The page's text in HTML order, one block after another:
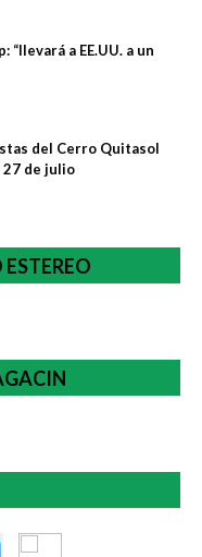
“llevará a EE.UU. a un
del Cerro Quitasol
de julio
ESTEREO